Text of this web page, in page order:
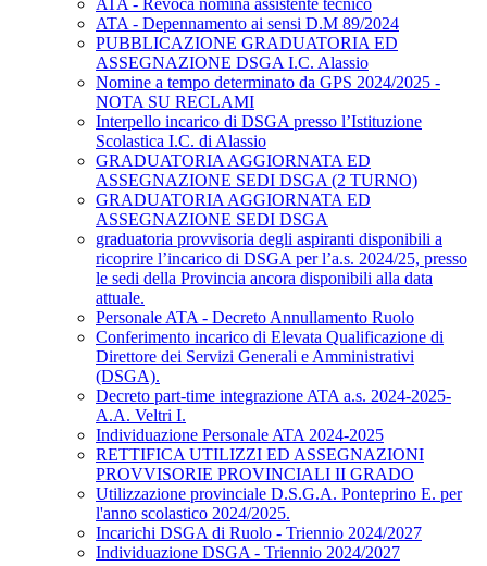
ATA - Revoca nomina assistente tecnico
ATA - Depennamento ai sensi D.M 89/2024
PUBBLICAZIONE GRADUATORIA ED
ASSEGNAZIONE DSGA I.C. Alassio
Nomine a tempo determinato da GPS 2024/2025 -
NOTA SU RECLAMI
Interpello incarico di DSGA presso l’Istituzione
Scolastica I.C. di Alassio
GRADUATORIA AGGIORNATA ED
ASSEGNAZIONE SEDI DSGA (2 TURNO)
GRADUATORIA AGGIORNATA ED
ASSEGNAZIONE SEDI DSGA
graduatoria provvisoria degli aspiranti disponibili a
ricoprire l’incarico di DSGA per l’a.s. 2024/25, presso
le sedi della Provincia ancora disponibili alla data
attuale.
Personale ATA - Decreto Annullamento Ruolo
Conferimento incarico di Elevata Qualificazione di
Direttore dei Servizi Generali e Amministrativi
(DSGA).
Decreto part-time integrazione ATA a.s. 2024-2025-
A.A. Veltri I.
Individuazione Personale ATA 2024-2025
RETTIFICA UTILIZZI ED ASSEGNAZIONI
PROVVISORIE PROVINCIALI II GRADO
Utilizzazione provinciale D.S.G.A. Ponteprino E. per
l'anno scolastico 2024/2025.
Incarichi DSGA di Ruolo - Triennio 2024/2027
Individuazione DSGA - Triennio 2024/2027